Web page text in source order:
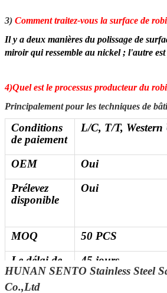
3) Comment traitez-vous la surface de
Il y a deux manières du polissage de
miroir qui ressemble au nickel ; l'autre est
4)Quel est le processus producteur du
Principalement pour les techniques de
Conditions
de paiement
L/C, T/T,
OEM
Oui
Prélevez
disponible
Oui
MOQ
50 PCS
Le délai de
livraison de
délai
45 jours
HUNAN SENTO Stainless Steel
Co.,Ltd